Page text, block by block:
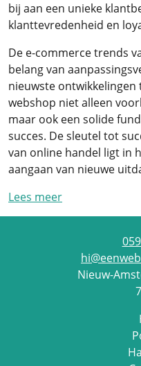
bij aan een unieke
klanttevredenheid en
De e-commerce trends
belang van
nieuwste
webshop niet alleen
maar ook een solide
succes. De sleutel tot
van online handel ligt in
aangaan van nieuwe
Lees meer
Nieuw-